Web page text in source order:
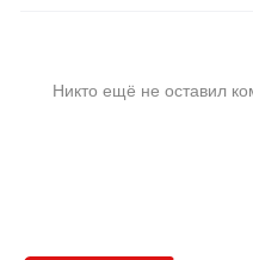
Никто ещё не оставил